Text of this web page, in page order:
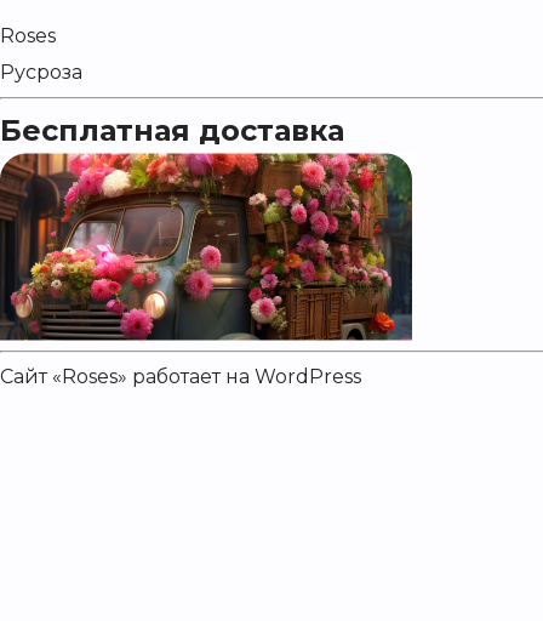
Roses
Русроза
Бесплатная доставка
Сайт «Roses» работает на WordPress